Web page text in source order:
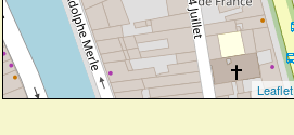
Leaflet